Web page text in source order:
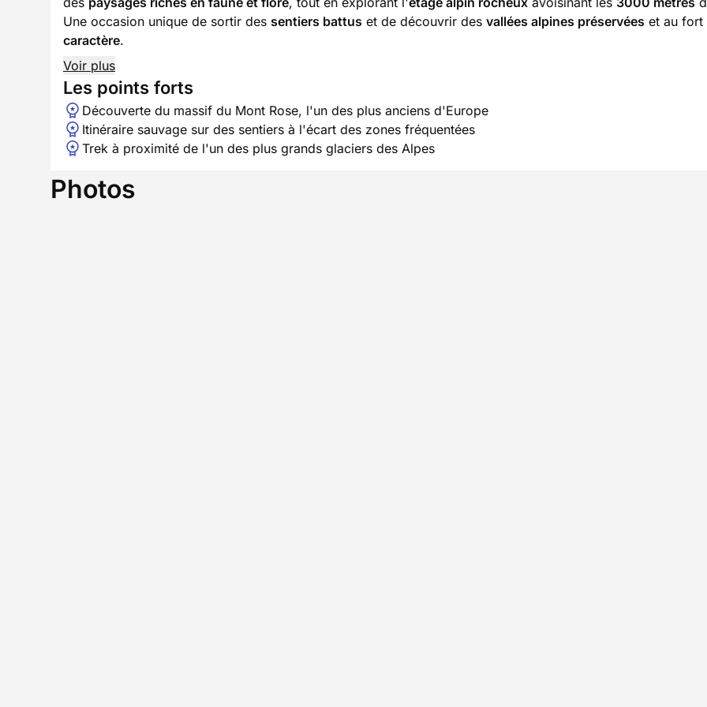
Une occasion unique de sortir des sentiers battus et de découvrir des vallées alpines préservées et au fort
caractère.
Voir plus
Les points forts
Découverte du massif du Mont Rose, l'un des plus anciens d'Europe
Itinéraire sauvage sur des sentiers à l'écart des zones fréquentées
Trek à proximité de l'un des plus grands glaciers des Alpes
Photos